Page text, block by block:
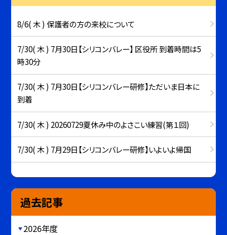
8/6( 木 ) 保護者の方の来校について
7/30( 木 ) 7月30日【シリコンバレー】 区役所 到着時間は5
時30分
7/30( 木 ) 7月30日【シリコンバレー研修】ただいま日本に
到着
7/30( 木 ) 20260729夏休み中のよさこい練習(第１回)
7/30( 木 ) 7月29日【シリコンバレー研修】いよいよ帰国
過去記事
2026年度